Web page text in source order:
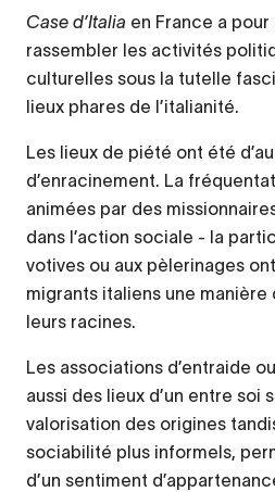
Case d’Italia en France a
rassembler les activités
culturelles sous la tutelle
lieux phares de l’italianité.
Les lieux de piété ont été
d’enracinement. La
animées par des
dans l’action sociale - la
votives ou aux pèlerinages
migrants italiens une
leurs racines.
Les associations d’entraide
aussi des lieux d’un entre soi
valorisation des origines
sociabilité plus informels,
d’un sentiment